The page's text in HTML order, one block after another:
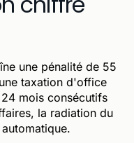
une pénalité de 55
taxation d'office
mois consécutifs
la radiation du